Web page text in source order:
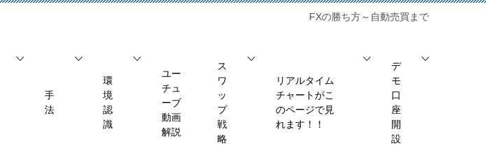
FXの勝ち方～自動売買まで
手
法
環
境
認
識
ユー
チュ
ーブ
動画
解説
ス
ワ
ッ
プ
戦
略
リアルタイム
チャートがこ
のページで見
れます！！
デ
モ
口
座
開
設